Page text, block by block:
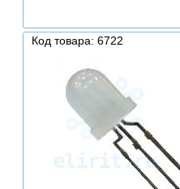
Код товара: 6722